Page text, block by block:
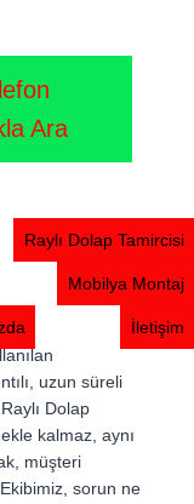
Ara
Raylı Dolap Tamircisi
Mobilya Montaj
İletişim
hem evlerde
eşyalar
alan tasarrufu
ve mekanik
Maltepe
dolaplarınızı
ve deneyime
hızlı
uzun süreli
Dolap
kalmaz, aynı
müşteri
sorun ne